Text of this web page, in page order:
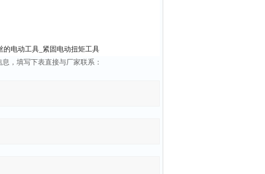
的电动工具_紧固电动扭矩工具
，填写下表直接与厂家联系：